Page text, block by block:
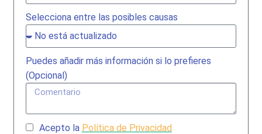
Selecciona entre las posibles causas
Puedes añadir más información si lo prefieres
(Opcional)
Acepto la Política de Privacidad